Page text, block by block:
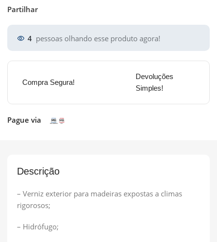
Partilhar
4 pessoas olhando esse produto agora!
Compra Segura!
Devoluções
Simples!
Pague via
Descrição
– Verniz exterior para madeiras expostas a climas
rigorosos;
– Hidrófugo;